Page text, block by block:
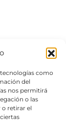
como
del
nos permitirá
o las
o retirar el